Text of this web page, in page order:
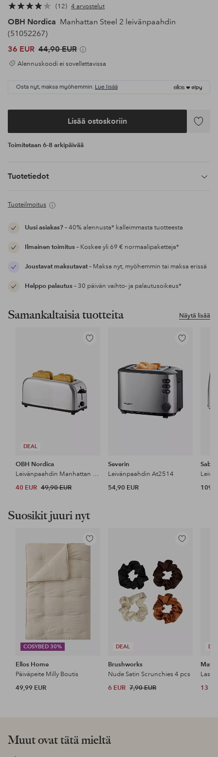
12 4 arvostelut
OBH Nordica Manhattan Steel 2 leivänpaahdin
(51052267)
36 EUR 44,90 EUR
Alennuskoodi ei sovellettavissa
Osta nyt, maksa myöhemmin. Lue lisää
Lisää ostoskoriin
Lisää
Toimitetaan 6-8 arkipäivää
Tuotetiedot
Tuoteilmoitus
Uusi asiakas?– 40% alennusta* kalleimmasta tuotteesta
Ilmainen toimitus– Koskee yli 69 € normaalipaketteja*
Joustavat maksutavat– Maksa nyt, myöhemmin tai maksa erissä
Helppo palautus– 30 päivän vaihto- ja palautusoikeus*
Näytä lisää
Samankaltaisia tuotteita
DEAL
Lisää
OBH Nordica
Leivänpaahdin Manhattan Steel 4
40 EUR 49,90 EUR
Lisää
Severin
Leivänpaahdin At2514
54,90 EUR
Sabor
109
Suosikit juuri nyt
COSYBED 30%
Lisää
Ellos Home
Päiväpeite Milly Boutis
49,99 EUR
DEAL
Lisää
Brushworks
Nude Satin Scrunchies 4 pcs
6 EUR 7,90 EUR 13
Muut ovat tätä mieltä